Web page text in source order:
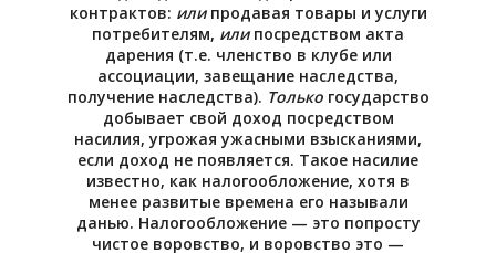
контрактов: илипродавая товары и услуги
потребителям, илипосредством акта
дарения (т.е. членство в клубе или
ассоциации, завещание наследства,
получение наследства). Толькогосударство
добывает свой доход посредством
насилия, угрожая ужасными взысканиями,
если доход не появляется. Такое насилие
известно, как налогообложение, хотя в
менее развитые времена его называли
данью. Налогообложение — это попросту
чистое воровство, и воровство это —